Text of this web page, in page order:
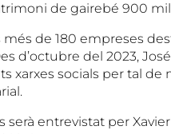
de gairebé 900
més de 180 empreses
d’octubre del 2023,
xarxes socials per tal de
serà entrevistat per